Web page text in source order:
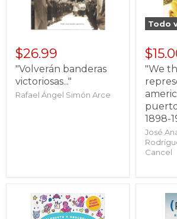
$26.99
"Volverán banderas
victoriosas..."
Rafael Ángel Simón Arce
Todo
"We
1898-
José
Cancel